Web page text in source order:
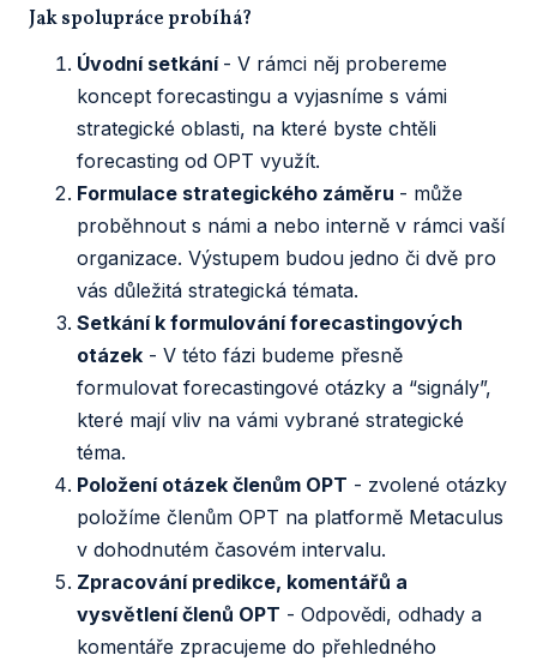
Jak spolupráce probíhá?
Úvodní setkání - V rámci něj probereme
koncept forecastingu a vyjasníme s vámi
strategické oblasti, na které byste chtěli
forecasting od OPT využít.
Formulace strategického záměru - může
proběhnout s námi a nebo interně v rámci vaší
organizace. Výstupem budou jedno či dvě pro
vás důležitá strategická témata.
Setkání k formulování forecastingových
otázek - V této fázi budeme přesně
formulovat forecastingové otázky a “signály”,
které mají vliv na vámi vybrané strategické
téma.
Položení otázek členům OPT - zvolené otázky
položíme členům OPT na platformě Metaculus
v dohodnutém časovém intervalu.
Zpracování predikce, komentářů a
vysvětlení členů OPT - Odpovědi, odhady a
komentáře zpracujeme do přehledného